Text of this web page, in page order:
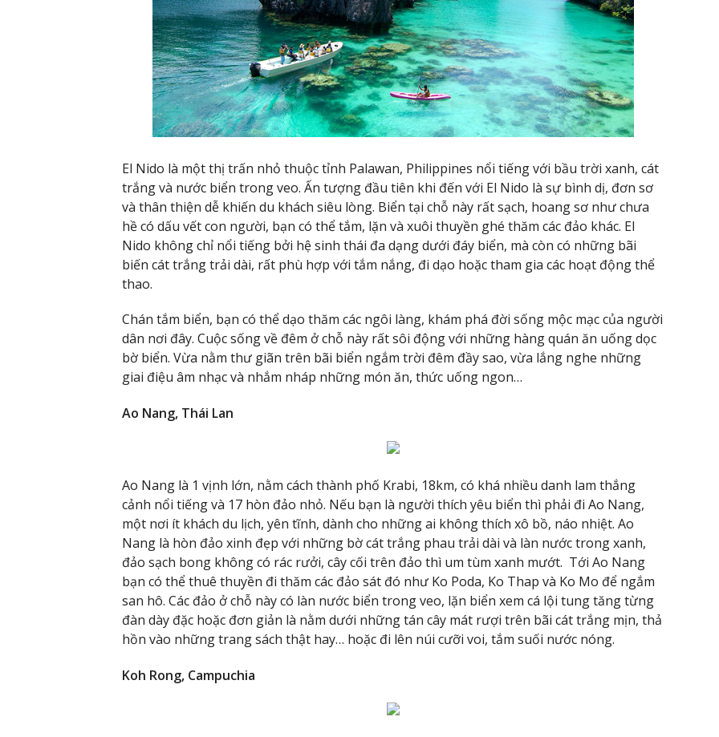
El Nido là một thị trấn nhỏ thuộc tỉnh Palawan, Philippines nổi tiếng với bầu trời xanh, cát
trắng và nước biển trong veo. Ấn tượng đầu tiên khi đến với El Nido là sự bình dị, đơn sơ
và thân thiện dễ khiến du khách siêu lòng. Biển tại chỗ này rất sạch, hoang sơ như chưa
hề có dấu vết con người, bạn có thể tắm, lặn và xuôi thuyền ghé thăm các đảo khác. El
Nido không chỉ nổi tiếng bởi hệ sinh thái đa dạng dưới đáy biển, mà còn có những bãi
biến cát trắng trải dài, rất phù hợp với tắm nắng, đi dạo hoặc tham gia các hoạt động thể
thao.
Chán tắm biển, bạn có thể dạo thăm các ngôi làng, khám phá đời sống mộc mạc của người
dân nơi đây. Cuộc sống về đêm ở chỗ này rất sôi động với những hàng quán ăn uống dọc
bờ biển. Vừa nằm thư giãn trên bãi biển ngắm trời đêm đầy sao, vừa lắng nghe những
giai điệu âm nhạc và nhắm nháp những món ăn, thức uống ngon…
Ao Nang, Thái Lan
Ao Nang là 1 vịnh lớn, nằm cách thành phố Krabi, 18km, có khá nhiều danh lam thắng
cảnh nổi tiếng và 17 hòn đảo nhỏ. Nếu bạn là người thích yêu biển thì phải đi Ao Nang,
một nơi ít khách du lịch, yên tĩnh, dành cho những ai không thích xô bồ, náo nhiệt. Ao
Nang là hòn đảo xinh đẹp với những bờ cát trắng phau trải dài và làn nước trong xanh,
đảo sạch bong không có rác rưởi, cây cối trên đảo thì um tùm xanh mướt. Tới Ao Nang
bạn có thể thuê thuyền đi thăm các đảo sát đó như Ko Poda, Ko Thap và Ko Mo để ngắm
san hô. Các đảo ở chỗ này có làn nước biển trong veo, lặn biển xem cá lội tung tăng từng
đàn dày đặc hoặc đơn giản là nằm dưới những tán cây mát rượi trên bãi cát trắng mịn, thả
hồn vào những trang sách thật hay… hoặc đi lên núi cưỡi voi, tắm suối nước nóng.
Koh Rong, Campuchia